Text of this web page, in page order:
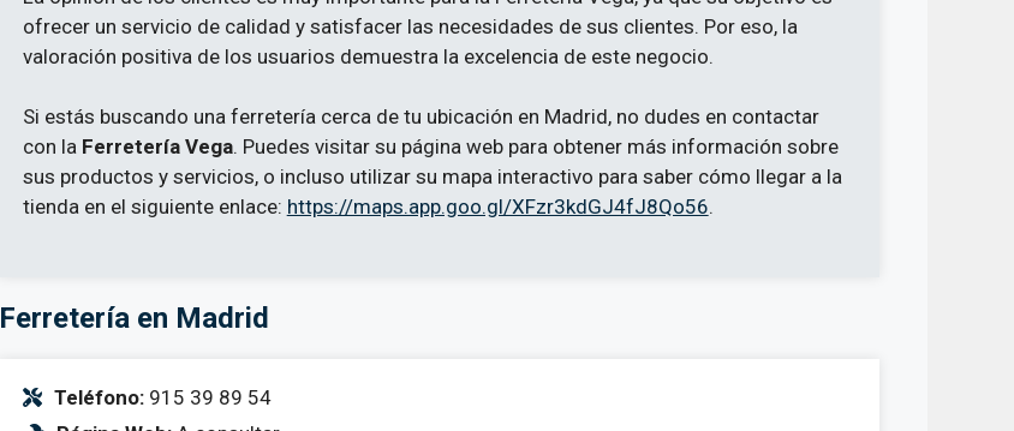
ofrecer un servicio de calidad y satisfacer las necesidades de sus clientes. Por eso, la
valoración positiva de los usuarios demuestra la excelencia de este negocio.
Si estás buscando una ferretería cerca de tu ubicación en Madrid, no dudes en contactar
con la Ferretería Vega. Puedes visitar su página web para obtener más información sobre
sus productos y servicios, o incluso utilizar su mapa interactivo para saber cómo llegar a la
tienda en el siguiente enlace: https://maps.app.goo.gl/XFzr3kdGJ4fJ8Qo56.
Ferretería en Madrid
Teléfono:915 39 89 54